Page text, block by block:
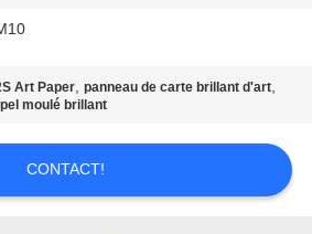
Art Paper,panneau de carte brillant d'art,
moulé brillant
CONTACT!